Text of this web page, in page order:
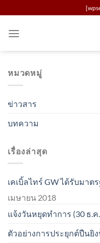
to
content
หมวดหมู่
ข่าวสาร
บทความ
เรื่องล่าสุด
เคเบิ้ลไทร์ GW ได้รับมาต
เมษายน 2018
แจ้งวันหยุดทำการ (30 ธ.ค.
ตัวอย่างการประยุกต์ปืนยิง